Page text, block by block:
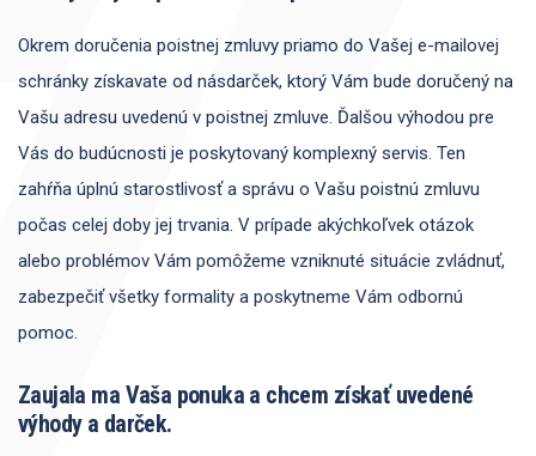
Okrem doručenia poistnej zmluvy priamo do Vašej e-mailovej
schránky získavate od násdarček, ktorý Vám bude doručený na
Vašu adresu uvedenú v poistnej zmluve. Ďalšou výhodou pre
Vás do budúcnosti je poskytovaný komplexný servis. Ten
zahŕňa úplnú starostlivosť a správu o Vašu poistnú zmluvu
počas celej doby jej trvania. V prípade akýchkoľvek otázok
alebo problémov Vám pomôžeme vzniknuté situácie zvládnuť,
zabezpečiť všetky formality a poskytneme Vám odbornú
pomoc.
Zaujala ma Vaša ponuka a chcem získať uvedené
výhody a darček.